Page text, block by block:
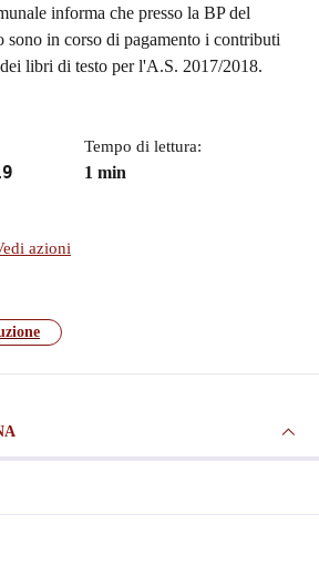
notizia
informa che presso la BP del
sono in corso di pagamento i contributi
libri di testo per l'A.S. 2017/2018.
Tempo di lettura:
1 min
azioni